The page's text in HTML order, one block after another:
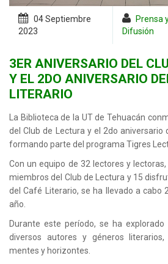
04 Septiembre
2023
Prensa
Difusión
3ER ANIVERSARIO DEL
Y EL 2DO ANIVERSARIO
LITERARIO
La Biblioteca de la UT de Tehuacán
del Club de Lectura y el 2do aniversario
formando parte del programa Tigres
Con un equipo de 32 lectores y
miembros del Club de Lectura y 15
del Café Literario, se ha llevado a cabo
año.
Durante este período, se ha
diversos autores y géneros literarios,
mentes y horizontes.